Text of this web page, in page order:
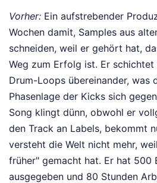
Vorher: Ein aufstrebender
Wochen damit, Samples aus
schneiden, weil er gehört hat,
Weg zum Erfolg ist. Er
Drum-Loops übereinander, was
Phasenlage der Kicks sich
Song klingt dünn, obwohl er
den Track an Labels, bekommt
versteht die Welt nicht mehr,
früher" gemacht hat. Er hat 500
ausgegeben und 80 Stunden